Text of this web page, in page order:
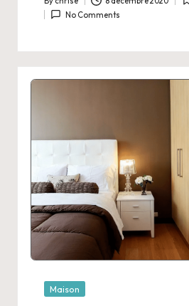
Posted
by
No Comments
Posted
Maison